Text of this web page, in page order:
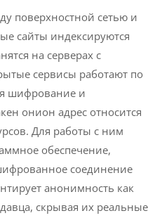
поверхностной сетью и
сайты индексируются
на серверах с
сервисы работают по
шифрование и
онион адрес относится
Для работы с ним
обеспечение,
соединение
анонимность как
скрывая их реальные